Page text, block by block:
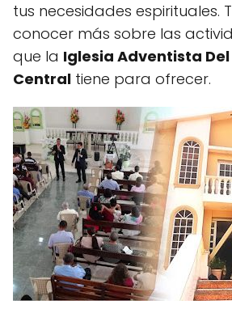
tus necesidades espirituales.
conocer más sobre las
que la Iglesia Adventista
Central tiene para ofrecer.